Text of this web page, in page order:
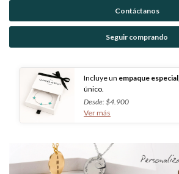
Contáctanos
Seguir comprando
Incluye un empaque especial
único.
Desde: $4.900
Ver más